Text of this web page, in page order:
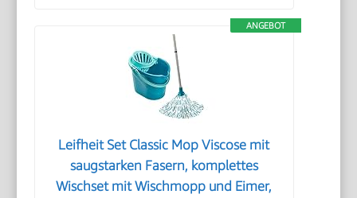
ANGEBOT
Leifheit Set Classic Mop Viscose mit
saugstarken Fasern, komplettes
Wischset mit Wischmopp und Eimer,